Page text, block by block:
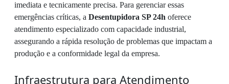
imediata e tecnicamente precisa. Para gerenciar essas
emergências críticas, a Desentupidora SP 24h oferece
atendimento especializado com capacidade industrial,
assegurando a rápida resolução de problemas que impactam a
produção e a conformidade legal da empresa.
Infraestrutura para Atendimento